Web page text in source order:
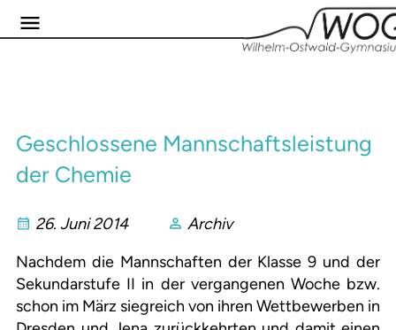
Geschlossene Mannschaftsleistung
der Chemie
26. Juni 2014
Archiv
Nachdem die Mannschaften der Klasse 9 und der
Sekundarstufe II in der vergangenen Woche bzw.
schon im März siegreich von ihren Wettbewerben in